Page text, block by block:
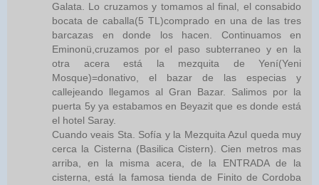
Galata. Lo cruzamos y tomamos al final, el consabido
bocata de caballa(5 TL)comprado en una de las tres
barcazas en donde los hacen. Continuamos en
Eminonü,cruzamos por el paso subterraneo y en la
otra acera está la mezquita de Yení(Yeni
Mosque)=donativo, el bazar de las especias y
callejeando llegamos al Gran Bazar. Salimos por la
puerta 5y ya estabamos en Beyazit que es donde está
el hotel Saray.
Cuando veais Sta. Sofía y la Mezquita Azul queda muy
cerca la Cisterna (Basilica Cistern). Cien metros mas
arriba, en la misma acera, de la ENTRADA de la
cisterna, está la famosa tienda de Finito de Cordoba